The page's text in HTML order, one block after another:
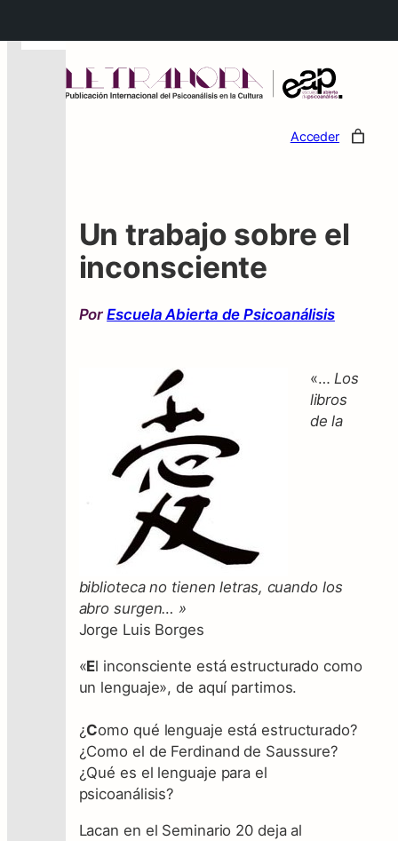
Acceder
Un trabajo sobre el
inconsciente
PorEscuela Abierta de Psicoanálisis
«…Los
libros
de la
biblioteca no tienen letras, cuando los
abro surgen… »
Jorge Luis Borges
«El inconsciente está estructurado como
un lenguaje», de aquí partimos.
¿Como qué lenguaje está estructurado?
¿Como el de Ferdinand de Saussure?
¿Qué es el lenguaje para el
psicoanálisis?
Lacan en el Seminario 20 deja al